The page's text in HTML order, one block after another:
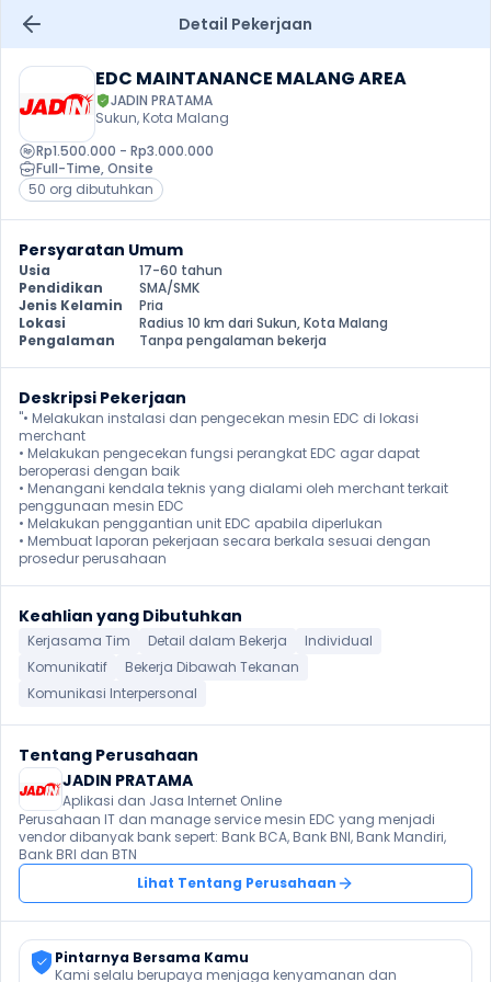
Detail Pekerjaan
EDC MAINTANANCE MALANG AREA
JADIN PRATAMA
Sukun, Kota Malang
Rp1.500.000 - Rp3.000.000
Full-Time, Onsite
50 org dibutuhkan
Persyaratan Umum
Usia
17-60 tahun
Pendidikan
SMA/SMK
Jenis Kelamin
Pria
Lokasi
Radius 10 km dari Sukun, Kota Malang
Pengalaman
Tanpa pengalaman bekerja
Deskripsi Pekerjaan
"• Melakukan instalasi dan pengecekan mesin EDC di lokasi
merchant
• Melakukan pengecekan fungsi perangkat EDC agar dapat
beroperasi dengan baik
• Menangani kendala teknis yang dialami oleh merchant terkait
penggunaan mesin EDC
• Melakukan penggantian unit EDC apabila diperlukan
• Membuat laporan pekerjaan secara berkala sesuai dengan
prosedur perusahaan
Keahlian yang Dibutuhkan
Kerjasama Tim Detail dalam Bekerja
Individual
Komunikatif
Bekerja Dibawah Tekanan
Komunikasi Interpersonal
Tentang Perusahaan
JADIN PRATAMA
Aplikasi dan Jasa Internet Online
Perusahaan IT dan manage service mesin EDC yang menjadi
vendor dibanyak bank sepert: Bank BCA, Bank BNI, Bank Mandiri,
Bank BRI dan BTN
Lihat Tentang Perusahaan
Pintarnya Bersama Kamu
Kami selalu berupaya menjaga kenyamanan dan